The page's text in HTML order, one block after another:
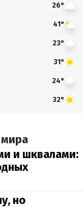
26°
41°
23°
31°
24°
32°
и шквалами:
но